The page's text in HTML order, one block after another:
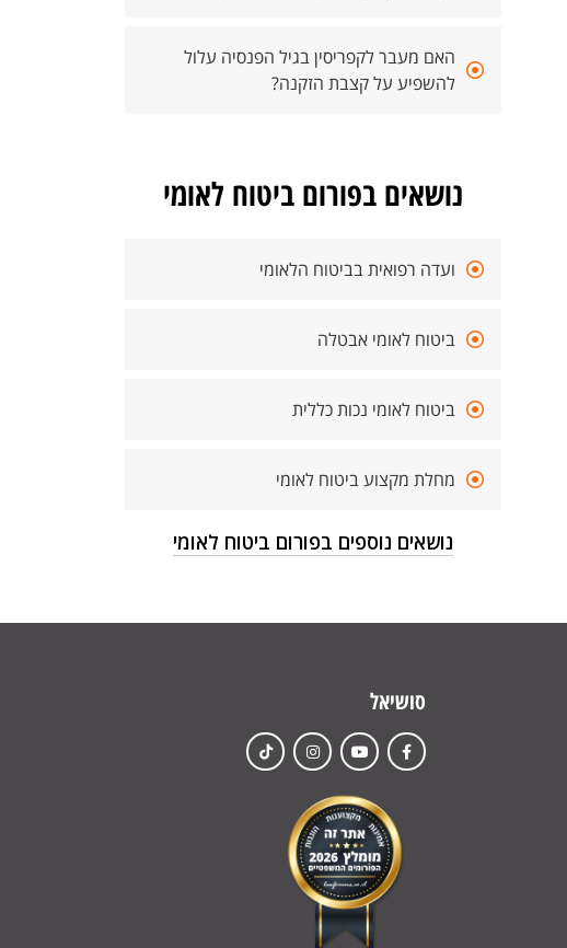
האם מעבר לקפריסין בגיל הפנסיה עלול
להשפיע על קצבת הזקנה?
נושאים בפורום ביטוח לאומי
ועדה רפואית בביטוח הלאומי
ביטוח לאומי אבטלה
ביטוח לאומי נכות כללית
מחלת מקצוע ביטוח לאומי
נושאים נוספים בפורום ביטוח לאומי
סושיאל